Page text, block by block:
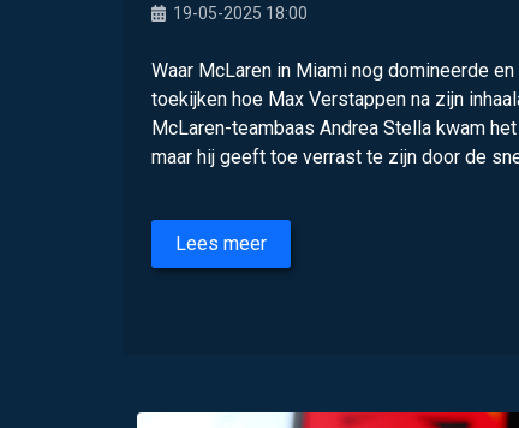
19-05-2025 18:00
Waar McLaren in Miami nog domineerde
toekijken hoe Max Verstappen na zijn
McLaren-teambaas Andrea Stella kwam
maar hij geeft toe verrast te zijn door de
Lees meer